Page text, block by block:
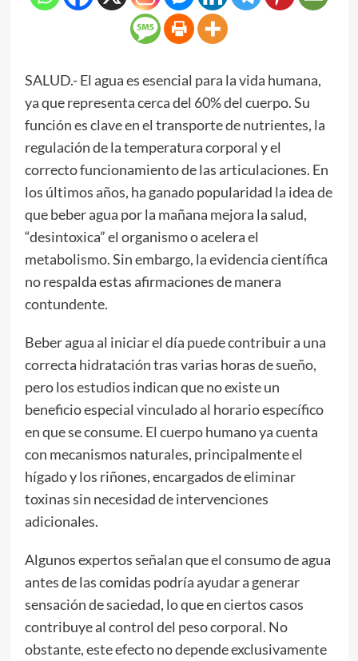
SALUD.- El agua es esencial para la vida humana,
ya que representa cerca del 60% del cuerpo. Su
función es clave en el transporte de nutrientes, la
regulación de la temperatura corporal y el
correcto funcionamiento de las articulaciones. En
los últimos años, ha ganado popularidad la idea de
que beber agua por la mañana mejora la salud,
“desintoxica” el organismo o acelera el
metabolismo. Sin embargo, la evidencia científica
no respalda estas afirmaciones de manera
contundente.
Beber agua al iniciar el día puede contribuir a una
correcta hidratación tras varias horas de sueño,
pero los estudios indican que no existe un
beneficio especial vinculado al horario específico
en que se consume. El cuerpo humano ya cuenta
con mecanismos naturales, principalmente el
hígado y los riñones, encargados de eliminar
toxinas sin necesidad de intervenciones
adicionales.
Algunos expertos señalan que el consumo de agua
antes de las comidas podría ayudar a generar
sensación de saciedad, lo que en ciertos casos
contribuye al control del peso corporal. No
obstante, este efecto no depende exclusivamente